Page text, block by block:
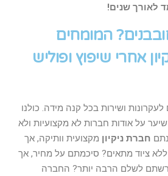
לאורך שנים!
המומחים
אחרי שיפוץ ופוליש
ושירות בכל קנה מידה. כולנו
על אודות חברות לא מקצועיות ולא
חברת ניקיון מקצועית וותיקה, אך
ללא ציוד מתאים? סיכמתם על מחיר, אך
לשלם הרבה יותר? החברה